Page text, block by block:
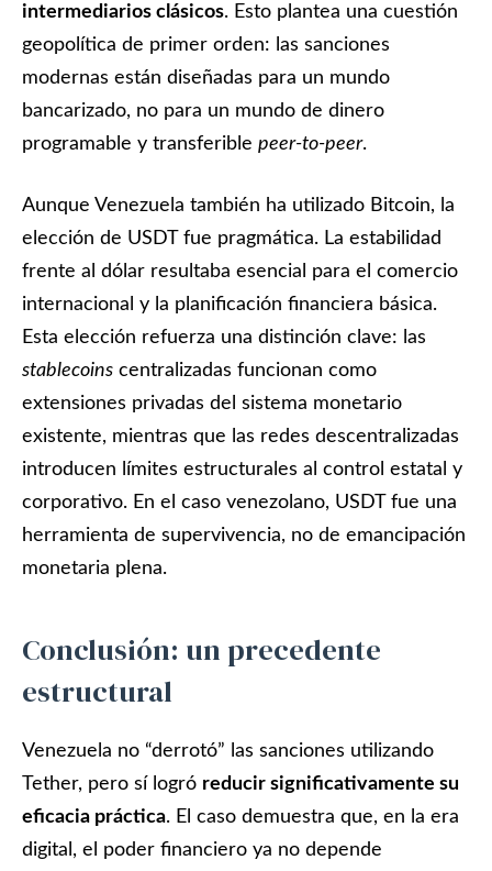
intermediarios clásicos. Esto plantea una cuestión
geopolítica de primer orden: las sanciones
modernas están diseñadas para un mundo
bancarizado, no para un mundo de dinero
programable y transferible peer-to-peer.
Aunque Venezuela también ha utilizado Bitcoin, la
elección de USDT fue pragmática. La estabilidad
frente al dólar resultaba esencial para el comercio
internacional y la planificación financiera básica.
Esta elección refuerza una distinción clave: las
stablecoins centralizadas funcionan como
extensiones privadas del sistema monetario
existente, mientras que las redes descentralizadas
introducen límites estructurales al control estatal y
corporativo. En el caso venezolano, USDT fue una
herramienta de supervivencia, no de emancipación
monetaria plena.
Conclusión: un precedente
estructural
Venezuela no “derrotó” las sanciones utilizando
Tether, pero sí logró reducir significativamente su
eficacia práctica. El caso demuestra que, en la era
digital, el poder financiero ya no depende